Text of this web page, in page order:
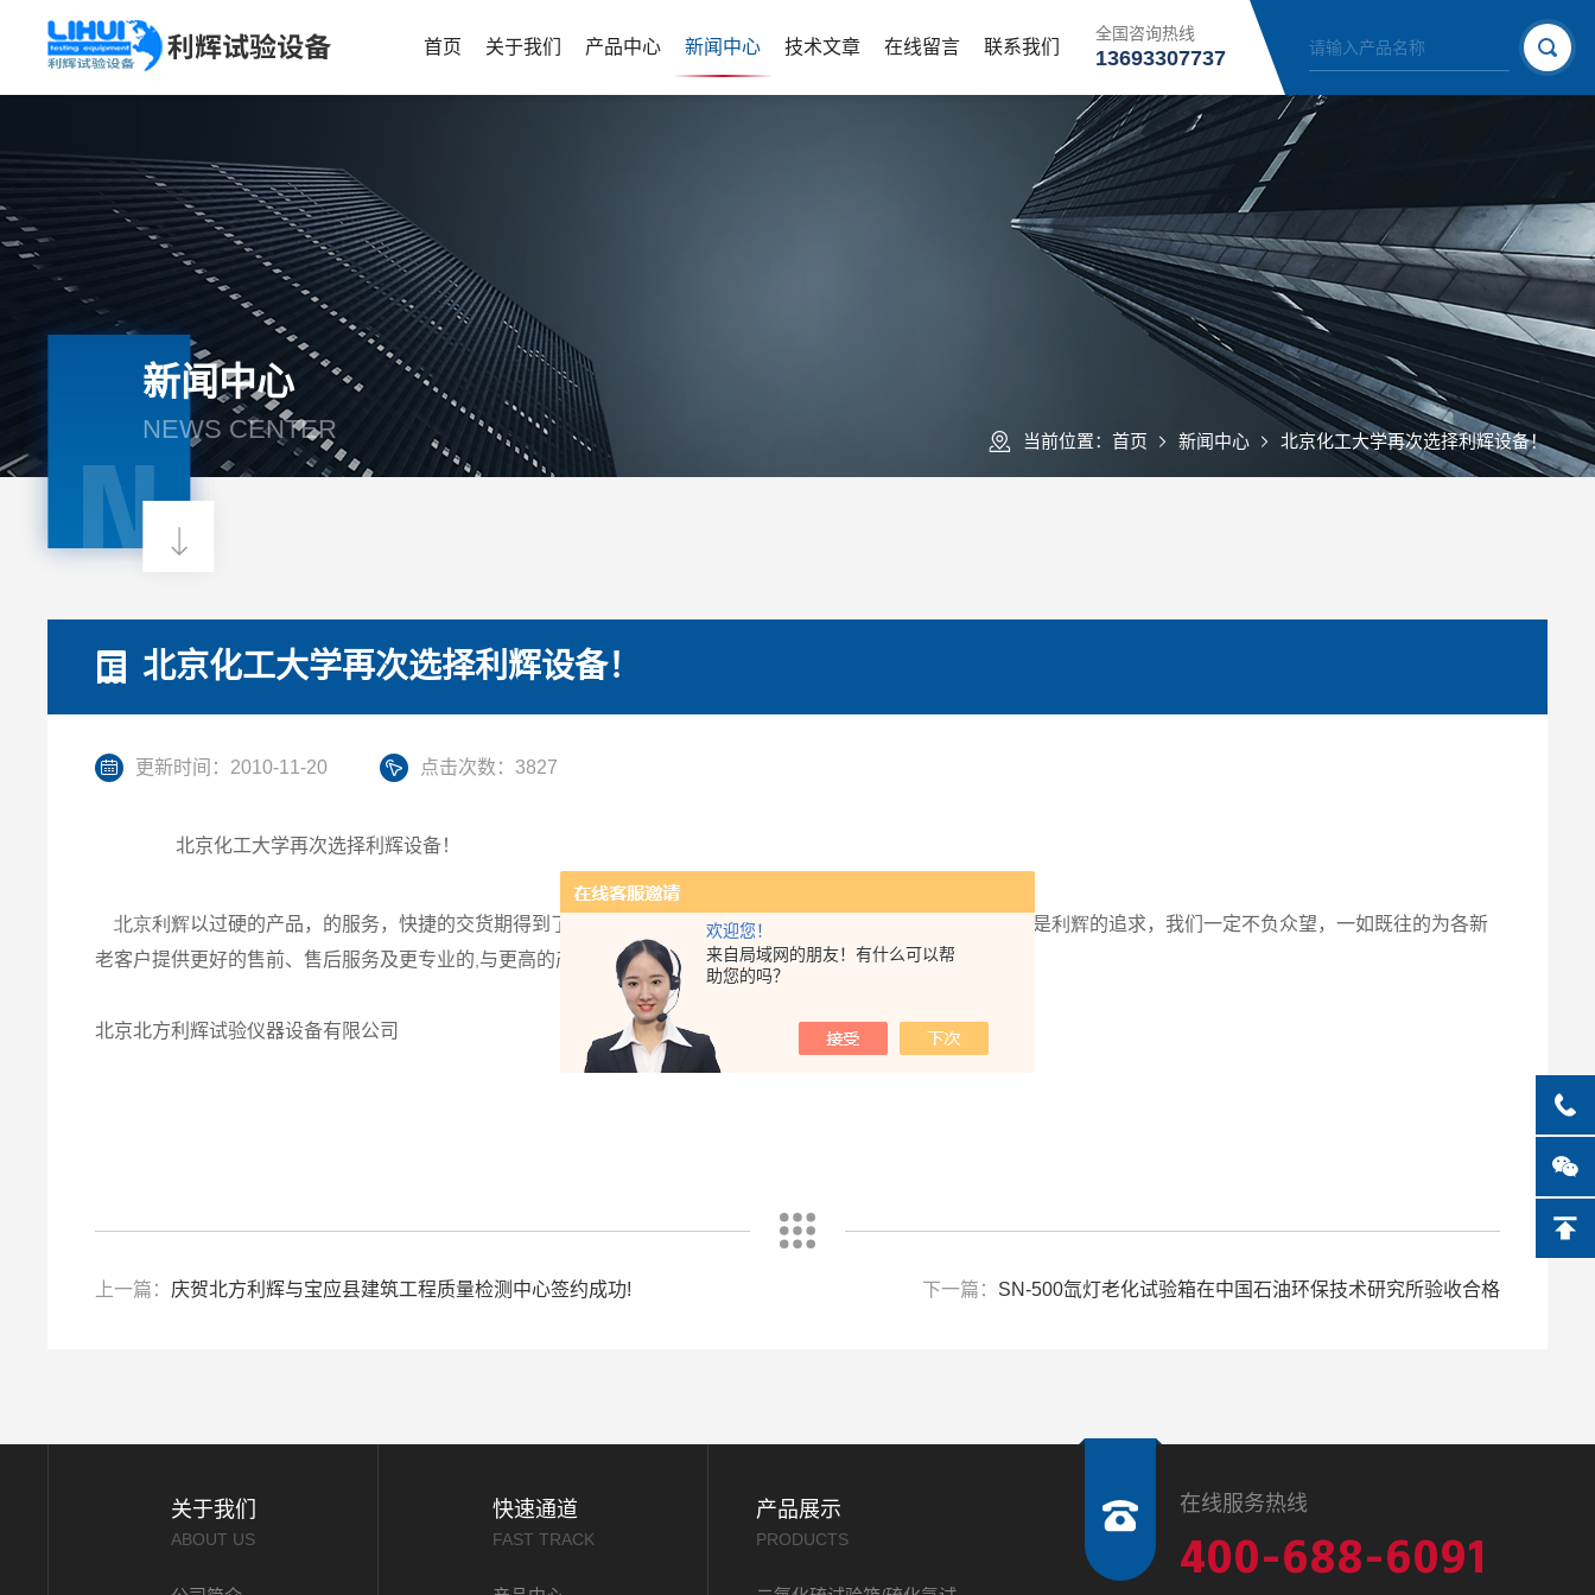
欢迎您！
来自局域网的朋友！有什么可以帮
助您的吗？
全国咨询热线
13693307737
首页 关于我们 产品中心 新闻中心 技术文章 在线留言 联系我们
N
新闻中心
NEWS CENTER 当前位置： 首页 新闻中心 北京化工大学再次选择利辉设备！
北京化工大学再次选择利辉设备！
更新时间：2010-11-20 点击次数：3827
北京化工大学再次选择利辉设备！
北京利辉以过硬的产品，的服务，快捷的交货期得到了 *。近日，再次与我司合作。用户的满意就是利辉的追求，我们一定不负众望，一如既往的为各新
老客户提供更好的售前、售后服务及更专业的 与更高的产品质量！
北京北方利辉试验仪器设备有限公司
上一篇： 庆贺北方利辉与宝应县建筑工程质量检测中心签约成功! 下一篇： SN-500氙灯老化试验箱在中国石油环保技术研究所验收合格
关于我们
ABOUT US
快速通道
FAST TRACK
产品展示
PRODUCTS
在线服务热线
400-688-6091